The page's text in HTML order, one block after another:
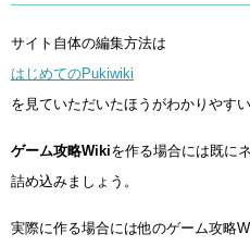
サイト自体の編集方法は
はじめてのPukiwiki
を見ていただいたほうがわかりやす
ゲーム攻略Wikiを作る場合には既に
詰め込みましょう。
実際に作る場合には他のゲーム攻略